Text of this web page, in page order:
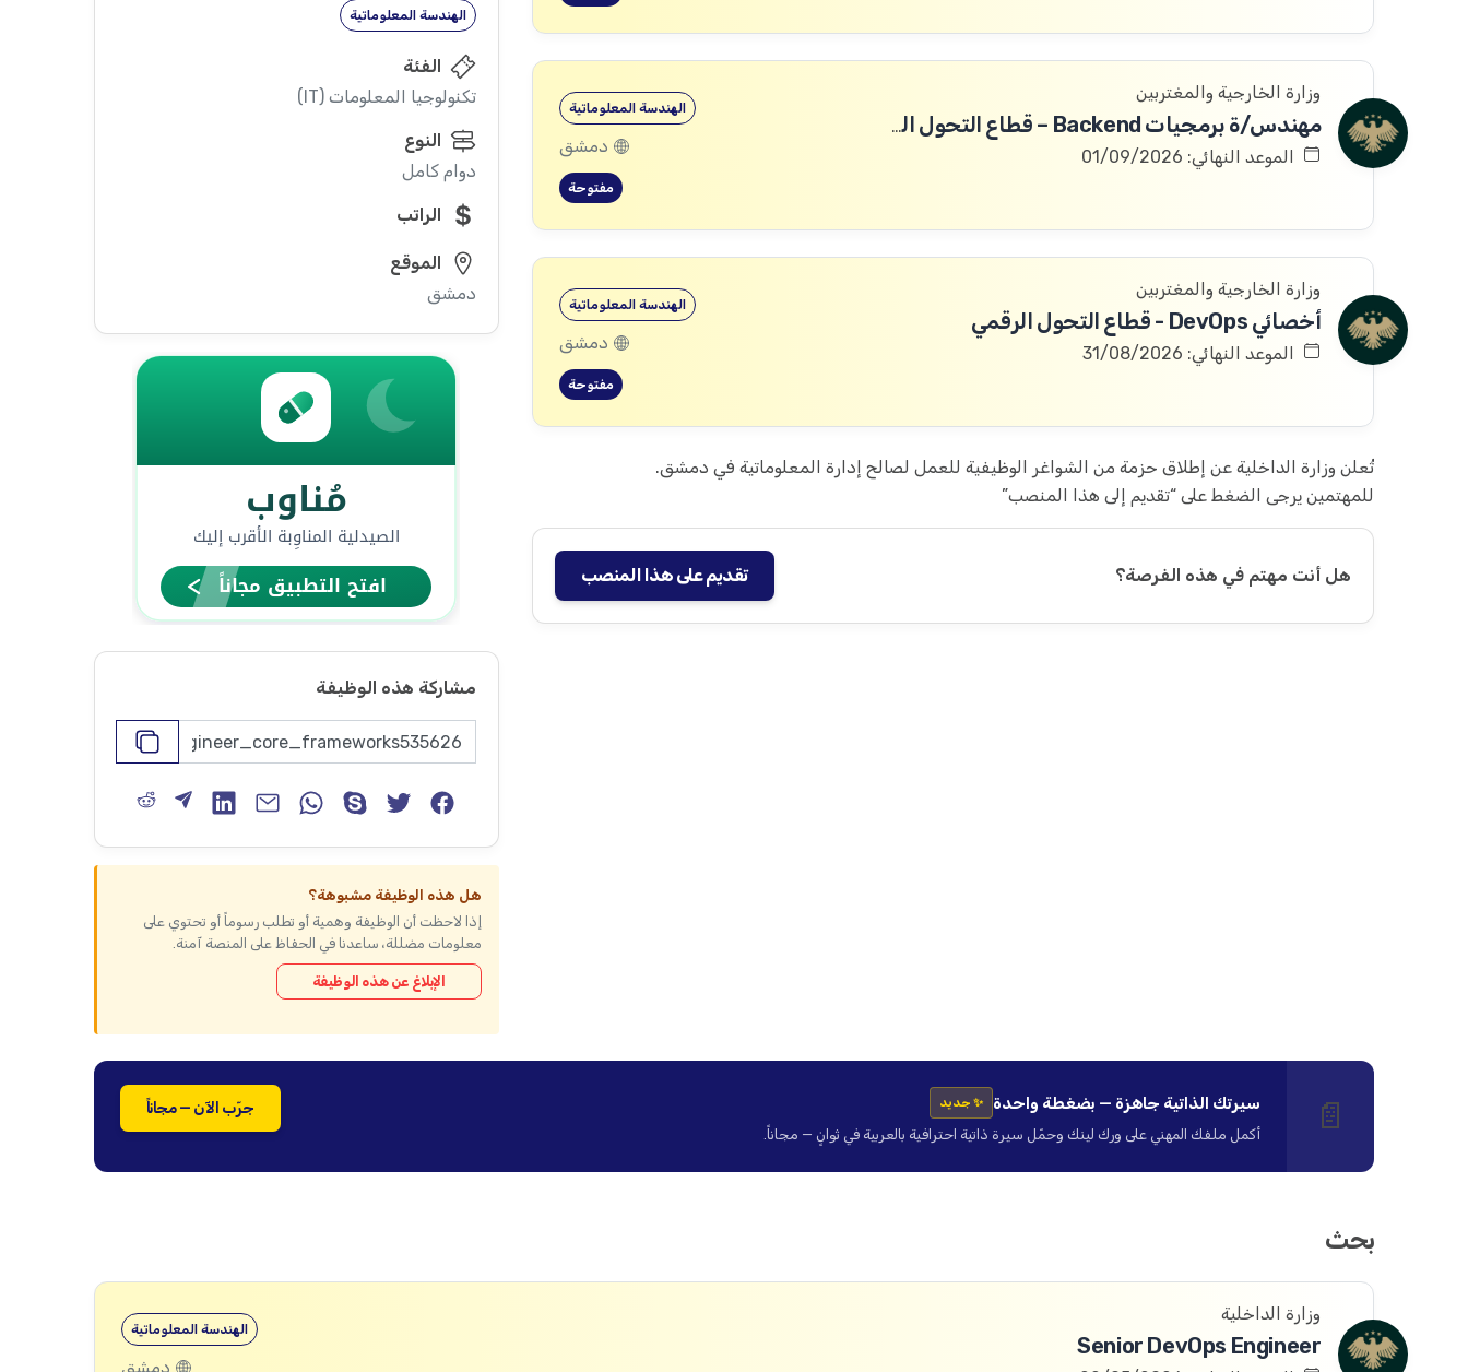
وزارة الخارجية والمغتربين
مهندس/ة برمجيات Backend – قطاع التحول الرقمي
الموعد النهائي: 01/09/2026
الهندسة المعلوماتية
دمشق
مفتوحة
وزارة الخارجية والمغتربين
أخصائي DevOps - قطاع التحول الرقمي
الموعد النهائي: 31/08/2026
الهندسة المعلوماتية
دمشق
مفتوحة
تُعلن وزارة الداخلية عن إطلاق حزمة من الشواغر الوظيفية للعمل لصالح إدارة المعلوماتية في دمشق.
للمهتمين يرجى الضغط على “تقديم إلى هذا المنصب”
هل أنت مهتم في هذه الفرصة؟ تقديم على هذا المنصب
الهندسة المعلوماتية
الفئة
تكنولوجيا المعلومات (IT)
النوع
دوام كامل
الراتب
الموقع
دمشق
مشاركة هذه الوظيفة
هل هذه الوظيفة مشبوهة؟
إذا لاحظت أن الوظيفة وهمية أو تطلب رسوماً أو تحتوي على
معلومات مضللة، ساعدنا في الحفاظ على المنصة آمنة.
الإبلاغ عن هذه الوظيفة
📄 سيرتك الذاتية جاهزة — بضغطة واحدة ✨ جديد
أكمل ملفك المهني على ورك لينك وحمّل سيرة ذاتية احترافية بالعربية في ثوانٍ — مجاناً.
جرّب الآن — مجاناً
بحث
وزارة الداخلية
Senior DevOps Engineer
الهندسة المعلوماتية
دمشق